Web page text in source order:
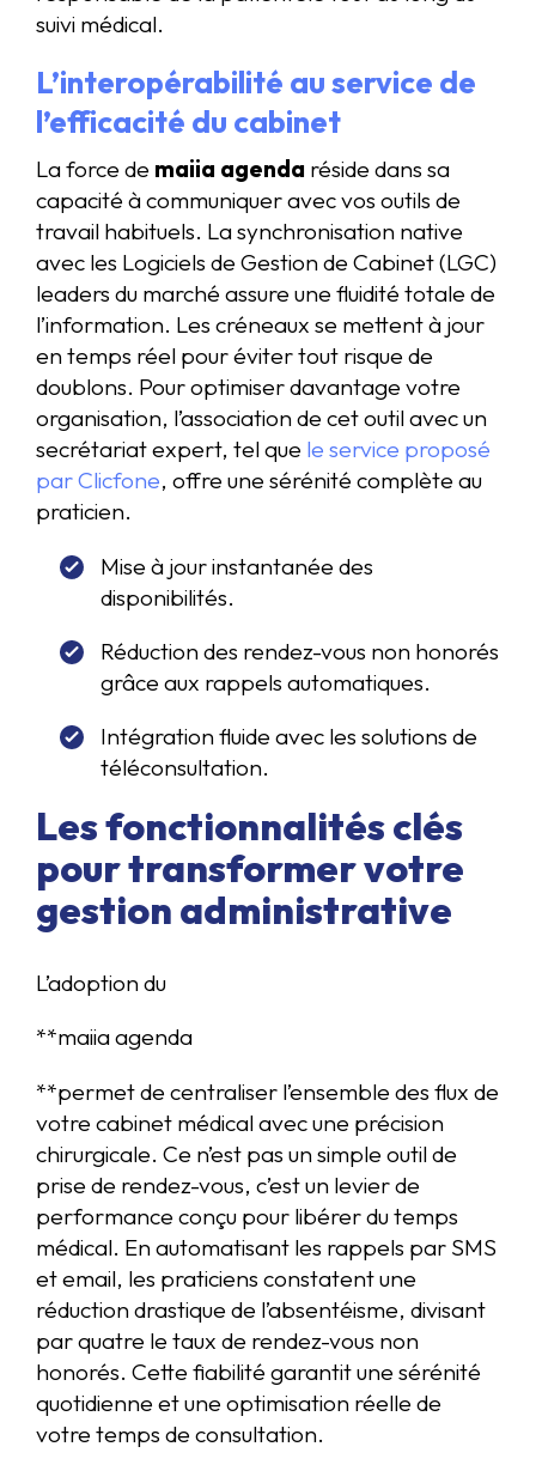
suivi médical.
L’interopérabilité au service de
l’efficacité du cabinet
La force de maiia agenda réside dans sa
capacité à communiquer avec vos outils de
travail habituels. La synchronisation native
avec les Logiciels de Gestion de Cabinet (LGC)
leaders du marché assure une fluidité totale de
l’information. Les créneaux se mettent à jour
en temps réel pour éviter tout risque de
doublons. Pour optimiser davantage votre
organisation, l’association de cet outil avec un
secrétariat expert, tel que le service proposé
par Clicfone, offre une sérénité complète au
praticien.
Mise à jour instantanée des
disponibilités.
Réduction des rendez-vous non honorés
grâce aux rappels automatiques.
Intégration fluide avec les solutions de
téléconsultation.
Les fonctionnalités clés
pour transformer votre
gestion administrative
L’adoption du
**maiia agenda
**permet de centraliser l’ensemble des flux de
votre cabinet médical avec une précision
chirurgicale. Ce n’est pas un simple outil de
prise de rendez-vous, c’est un levier de
performance conçu pour libérer du temps
médical. En automatisant les rappels par SMS
et email, les praticiens constatent une
réduction drastique de l’absentéisme, divisant
par quatre le taux de rendez-vous non
honorés. Cette fiabilité garantit une sérénité
quotidienne et une optimisation réelle de
votre temps de consultation.